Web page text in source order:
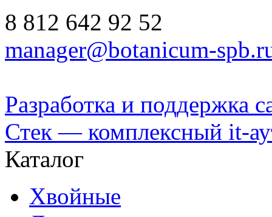
8 812 642 92 52
manager@botanicum-
Разработка и поддержка
Стек — комплексный it-
Каталог
Хвойные